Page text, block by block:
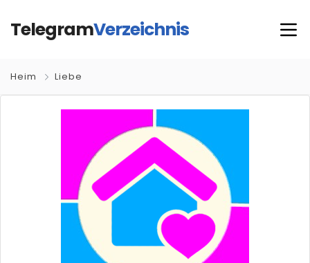
TelegramVerzeichnis
Heim Liebe